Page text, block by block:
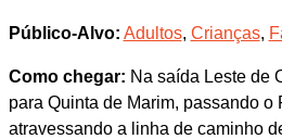
Público-Alvo: Adultos, Crianças,
Como chegar: Na saída Leste de
para Quinta de Marim, passando o
atravessando a linha de caminho